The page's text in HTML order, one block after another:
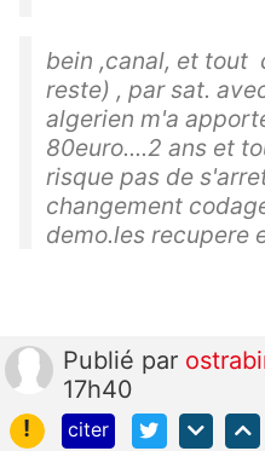
bein ,canal, et tout
reste) , par sat.
algerien m'a
80euro....2 ans et
risque pas de
changement
demo.les recupere
Publié par
17h40
!
citer